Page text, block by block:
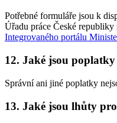
Potřebné formuláře jsou k
Úřadu práce České republiky
Integrovaného portálu
12. Jaké jsou
Správní ani jiné poplatky
13. Jaké jsou lhůty